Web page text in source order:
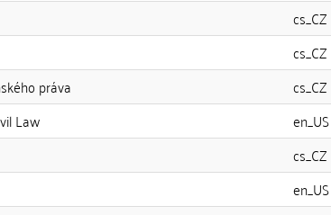
cs_CZ
cs_CZ
práva
cs_CZ
Law
en_US
cs_CZ
en_US